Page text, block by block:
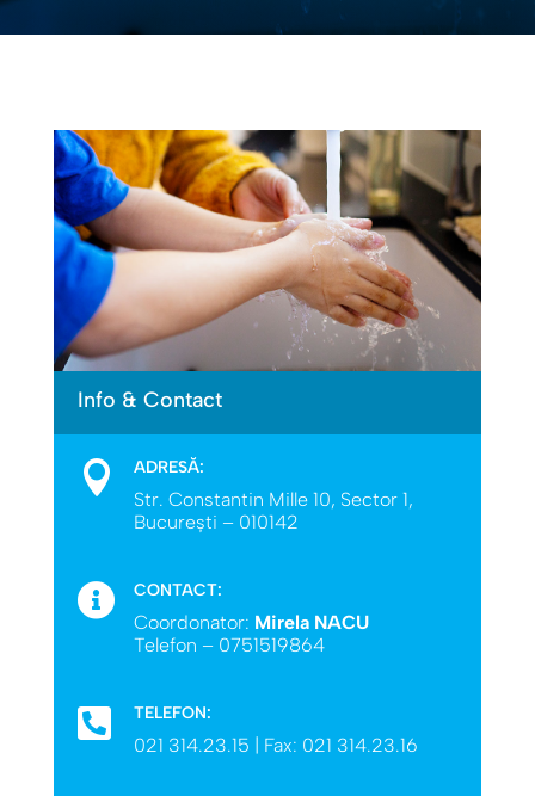
Info & Contact
 ADRESĂ:
Str. Constantin Mille 10, Sector 1,
Bucureşti – 010142
 CONTACT:
Coordonator: Mirela NACU
Telefon – 0751519864
 TELEFON:
021 314.23.15 | Fax: 021 314.23.16